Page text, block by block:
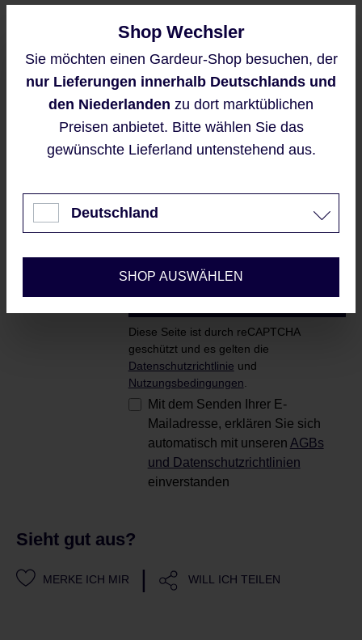
Preise inkl. MwSt. zzgl. Versandkosten
Verkaufspreis:
54,95 € %
Regulärer Preis:(50.02% gespart)
benachrichtigen Sie gern per E-Mail
Benachrichtigen Sie mich
Diese Seite ist durch reCAPTCHA
geschützt und es gelten die
Datenschutzrichtlinie und
Nutzungsbedingungen
Mit dem Senden Ihrer E-
Mailadresse, erklären Sie sich
automatisch mit unseren AGBs
und Datenschutzrichtlinien
einverstanden
Sieht gut aus?
MERKE ICH MIR | WILL ICH TEILEN
Shop Wechsler
Sie möchten einen Gardeur-Shop besuchen, der
nur Lieferungen innerhalb Deutschlands und
den Niederlanden zu dort marktüblichen
Preisen anbietet. Bitte wählen Sie das
gewünschte Lieferland untenstehend aus.
Deutschland
SHOP AUSWÄHLEN
Diese Website verwendet Cookies,
um eine bestmögliche Erfahrung
bieten zu können.
Konfigurieren